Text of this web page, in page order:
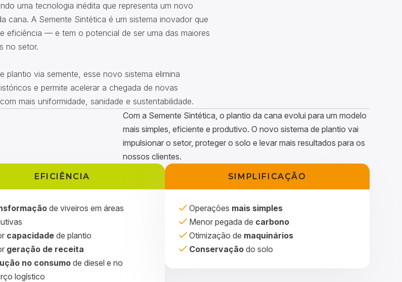
uma tecnologia inédita que representa um novo
cana. A Semente Sintética é um sistema inovador que
eficiência — e tem o potencial de ser uma das maiores
no setor.
plantio via semente, esse novo sistema elimina
e permite acelerar a chegada de novas
mais uniformidade, sanidade e sustentabilidade.
Com a Semente Sintética, o plantio da cana evolui para um modelo
mais simples, eficiente e produtivo. O novo sistema de plantio vai
impulsionar o setor, proteger o solo e levar mais resultados para os
nossos clientes.
EFICIÊNCIA
de viveiros em áreas
capacidade de plantio
geração de receita
no consumo de diesel e no
logístico
SIMPLIFICAÇÃO
Operações mais simples
Menor pegada de carbono
Otimização de maquinários
Conservaçãodo solo